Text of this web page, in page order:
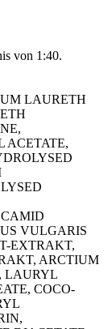
von 1:40.
LAURETH
ACETATE,
VULGARIS
EXTRAKT,
ARCTIUM
LAURYL
COCO-